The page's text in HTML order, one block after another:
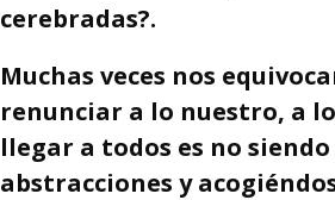
cerebradas?.
Muchas veces nos
renunciar a lo nuestro, a
llegar a todos es no
abstracciones y